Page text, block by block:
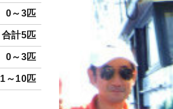
0～3匹
合計5匹
0～3匹
1～10匹